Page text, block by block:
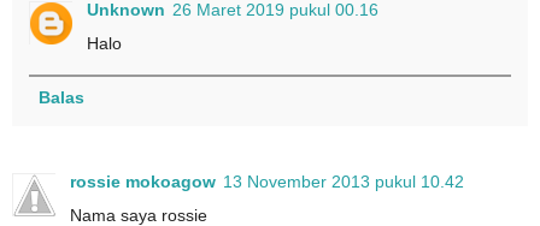
Unknown 26 Maret 2019 pukul 00.16
Halo
Balas
rossie mokoagow 13 November 2013 pukul 10.42
Nama saya rossie